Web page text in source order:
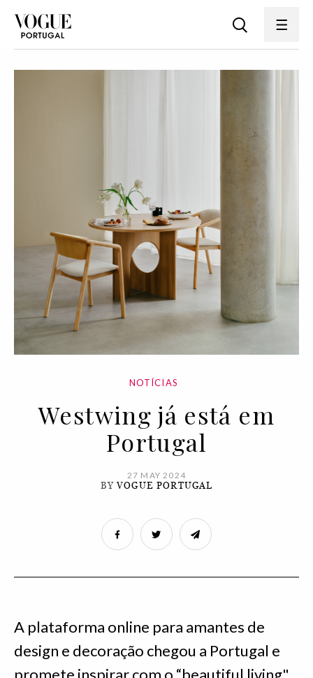
NOTÍCIAS
Westwing já está em
Portugal
27 MAY 2024
BYVOGUE PORTUGAL
A plataforma online para amantes de
design e decoração chegou a Portugal e
promete inspirar com o “beautiful living".